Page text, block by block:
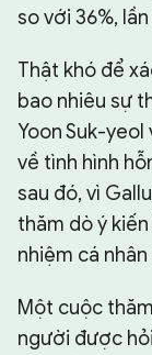
so với 36%,
Thật khó để
bao nhiêu sự
Yoon Suk-
về tình hình
sau đó, vì
thăm dò ý
nhiệm cá
Một cuộc
người được